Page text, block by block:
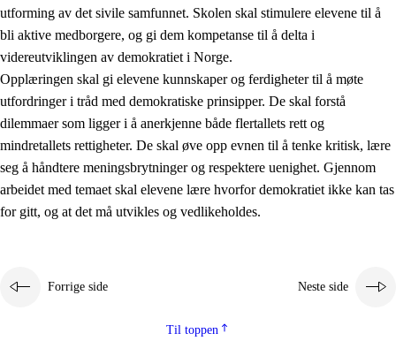
2.2 Kompetanse i fagene
2.3 Grunnleggende ferdigheter
2.4 Å lære å lære
Tverrfaglige temaer
2.5 Tverrfaglige temaer
2.5.1 Folkehelse og livsmestring
2.5.2 Demokrati og medborgerskap
utforming av det sivile samfunnet. Skolen skal stimulere elevene til å
bli aktive medborgere, og gi dem kompetanse til å delta i
videreutviklingen av demokratiet i Norge.
Opplæringen skal gi elevene kunnskaper og ferdigheter til å møte
utfordringer i tråd med demokratiske prinsipper. De skal forstå
dilemmaer som ligger i å anerkjenne både flertallets rett og
mindretallets rettigheter. De skal øve opp evnen til å tenke kritisk, lære
seg å håndtere meningsbrytninger og respektere uenighet. Gjennom
arbeidet med temaet skal elevene lære hvorfor demokratiet ikke kan tas
for gitt, og at det må utvikles og vedlikeholdes.
Forrige side Neste side
Til toppen